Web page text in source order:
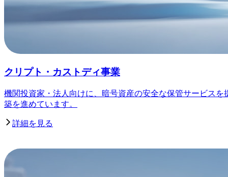
クリプト・カストディ事業
機関投資家・法人向けに、暗号資産の安全な保管サービス
築を進めています。
詳細を見る